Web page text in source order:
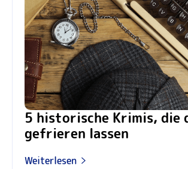
5 historische Krimis, die
gefrieren lassen
Weiterlesen